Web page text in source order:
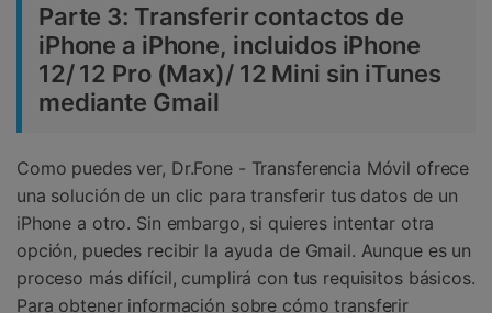
Parte 3: Transferir contactos de
iPhone a iPhone, incluidos iPhone
12/ 12 Pro (Max)/ 12 Mini sin iTunes
mediante Gmail
Como puedes ver, Dr.Fone - Transferencia Móvil ofrece
una solución de un clic para transferir tus datos de un
iPhone a otro. Sin embargo, si quieres intentar otra
opción, puedes recibir la ayuda de Gmail. Aunque es un
proceso más difícil, cumplirá con tus requisitos básicos.
Para obtener información sobre cómo transferir